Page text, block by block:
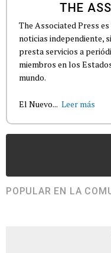
THE
The Associated Press
noticias independiente,
presta servicios a
miembros en los
mundo.
El Nuevo... Leer más
POPULAR EN LA